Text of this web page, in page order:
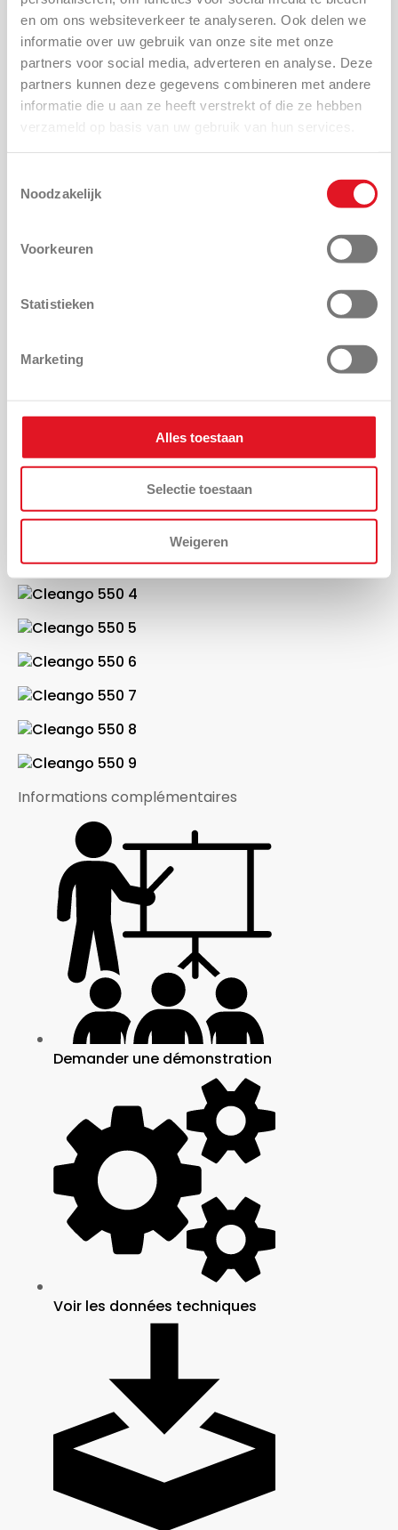
en om ons websiteverkeer te analyseren. Ook delen we
informatie over uw gebruik van onze site met onze
partners voor social media, adverteren en analyse. Deze
partners kunnen deze gegevens combineren met andere
informatie die u aan ze heeft verstrekt of die ze hebben
verzameld op basis van uw gebruik van hun services.
Noodzakelijk
Voorkeuren
Statistieken
Marketing
Alles toestaan
Selectie toestaan
Weigeren
Galerie de produits
Informations complémentaires
Demander une démonstration
Voir les données techniques